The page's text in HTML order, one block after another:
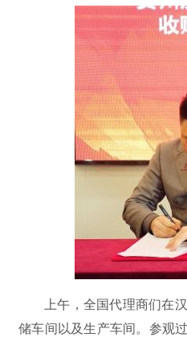
上午，全国代理商们在
储车间以及生产车间。参观